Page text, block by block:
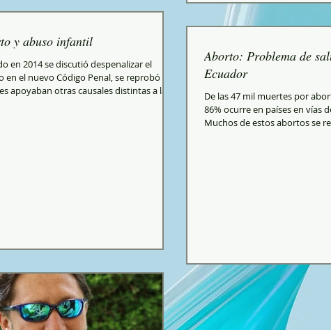
y abuso infantil
en 2014 se discutió despenalizar el
en el nuevo Código Penal, se reprobó a
apoyaban otras causales distintas a las...
Aborto: Problema de
Ecuador
De las 47 mil muertes por
86% ocurre en países en vías
Muchos de estos abortos se